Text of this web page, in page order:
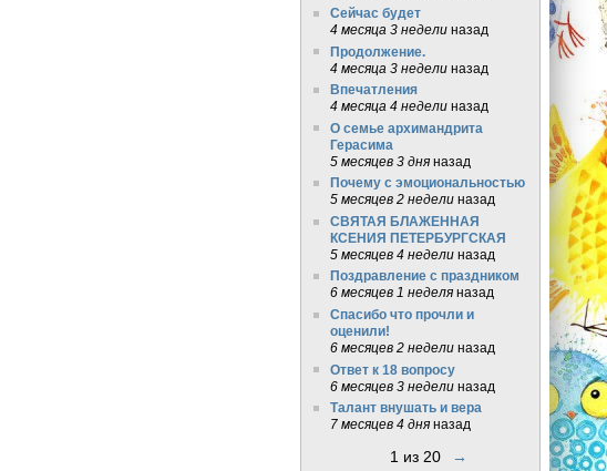
Сейчас будет
4 месяца 3 неделиназад
Продолжение.
4 месяца 3 неделиназад
Впечатления
4 месяца 4 неделиназад
О семье архимандрита
Герасима
5 месяцев 3 дняназад
Почему с эмоциональностью
5 месяцев 2 неделиназад
СВЯТАЯ БЛАЖЕННАЯ
КСЕНИЯ ПЕТЕРБУРГСКАЯ
5 месяцев 4 неделиназад
Поздравление с праздником
6 месяцев 1 неделяназад
Спасибо что прочли и
оценили!
6 месяцев 2 неделиназад
Ответ к 18 вопросу
6 месяцев 3 неделиназад
Талант внушать и вера
7 месяцев 4 дняназад
1 из 20 →